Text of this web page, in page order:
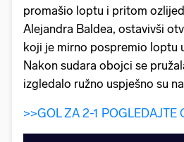
promašio loptu i pritom
Alejandra Baldea, ostavivši
koji je mirno pospremio loptu
Nakon sudara obojci se
izgledalo ružno uspješno su
>>GOL ZA 2-1 POGLEDAJTE